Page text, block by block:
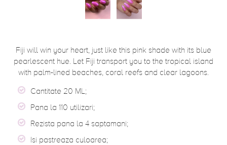
Fiji will win your heart, just like this pink shade with its blue
pearlescent hue. Let Fiji transport you to the tropical island
with palm-lined beaches, coral reefs and clear lagoons.
Cantitate 20 ML;
Pana la 110 utilizari;
Rezista pana la 4 saptamani;
Isi pastreaza culoarea;